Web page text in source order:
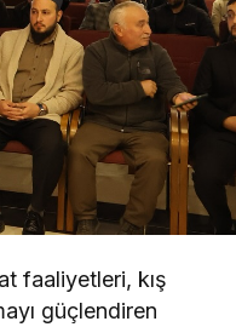
faaliyetleri, kış
güçlendiren